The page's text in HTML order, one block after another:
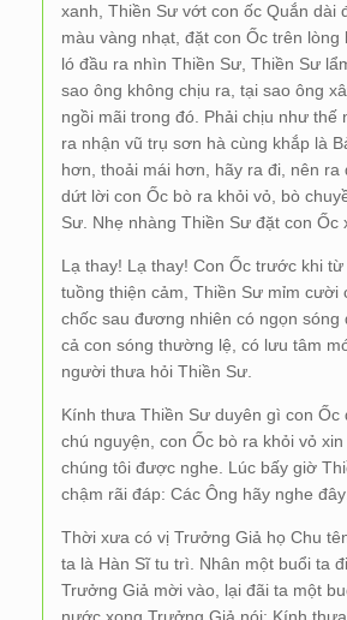
xanh, Thiền Sư vớt con ốc Quắn dài
màu vàng nhạt, đặt con Ốc trên lòng
ló đầu ra nhìn Thiền Sư, Thiền Sư
sao ông không chịu ra, tại sao ông
ngồi mãi trong đó. Phải chịu như thế
ra nhận vũ trụ sơn hà cùng khắp là
hơn, thoải mái hơn, hãy ra đi, nên ra
dứt lời con Ốc bò ra khỏi vỏ, bò
Sư. Nhẹ nhàng Thiền Sư đặt con Ốc
Lạ thay! Lạ thay! Con Ốc trước khi
tuồng thiện cảm, Thiền Sư mỉm cười
chốc sau đương nhiên có ngọn sóng
cả con sóng thường lệ, có lưu tâm
người thưa hỏi Thiền Sư.
Kính thưa Thiền Sư duyên gì con
chú nguyện, con Ốc bò ra khỏi vỏ
chúng tôi được nghe. Lúc bấy giờ
chậm rãi đáp: Các Ông hãy nghe
Thời xưa có vị Trưởng Giả họ Chu
ta là Hàn Sĩ tu trì. Nhân một buổi ta
Trưởng Giả mời vào, lại đãi ta một